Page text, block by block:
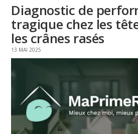
Diagnostic de
tragique chez les
les crânes rasés
13 MAI 2025